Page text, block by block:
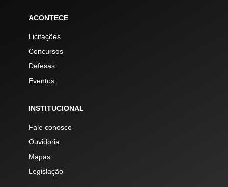
ACONTECE
Licitações
Concursos
Defesas
Eventos
INSTITUCIONAL
Fale conosco
Ouvidoria
Mapas
Legislação